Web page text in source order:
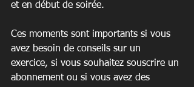
et en début de soirée.
Ces moments sont importants si vous
avez besoin de conseils sur un
exercice, si vous souhaitez souscrire un
abonnement ou si vous avez des